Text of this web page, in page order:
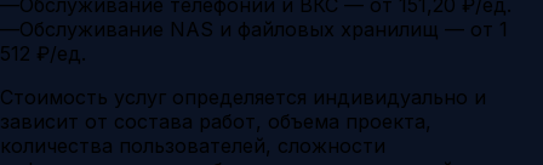
—Обслуживание NAS и файловых хранилищ — от 1
512 ₽/ед.
Стоимость услуг определяется индивидуально и
зависит от состава работ, объема проекта,
количества пользователей, сложности